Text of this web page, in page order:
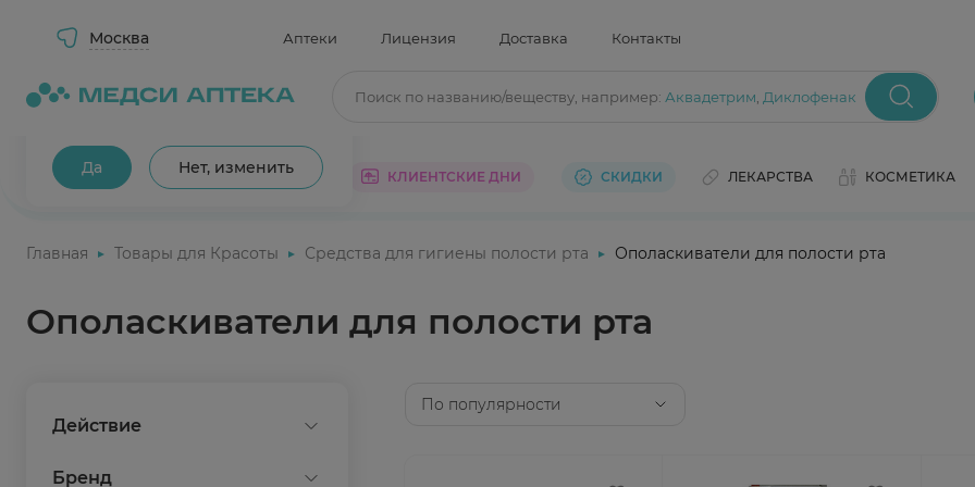
Москва
Ваш город Москва?
Да Нет, изменить
Аптеки Лицензия Доставка Контакты
Поиск по названию/веществу, например: Аквадетрим Диклофенак
КАТАЛОГ АКЦИИ КЛИЕНТСКИЕ ДНИ СКИДКИ ЛЕКАРСТВА КОСМЕТИКА
Главная Товары для Красоты Средства для гигиены полости рта Ополаскиватели для полости рта
Ополаскиватели для полости рта
Действие
Бренд
По популярности